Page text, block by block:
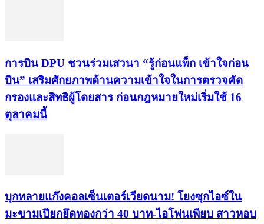
การบิน DPU ชวนร่วมเสวนา “รู้ก่อนแพ็ก เข้าใจก่อน
บิน” เสริมศักยภาพด้านความเข้าใจในการตรวจคัด
กรองและสิทธิผู้โดยสาร ก่อนกฎหมายใหม่เริ่มใช้ 16
ตุลาคมนี้
บุกทลายแก๊งคอลเซ็นเตอร์เวียดนาม! โยงซุกไอซ์ใน
มะขามเปียกยึดทองกว่า 40 บาท-ไอโฟนเพียบ สาวหอบ